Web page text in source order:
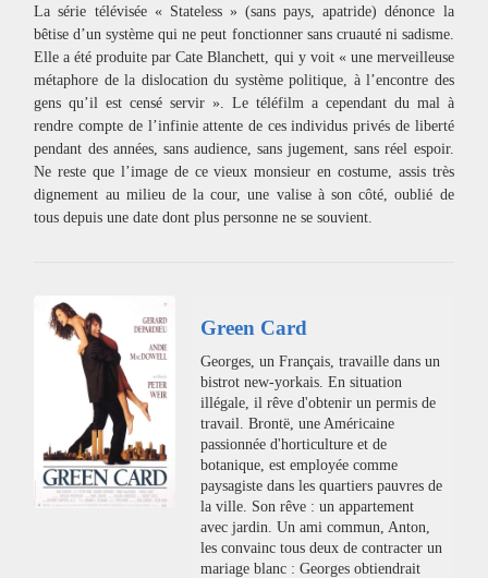
La série télévisée « Stateless » (sans pays, apatride) dénonce la
bêtise d’un système qui ne peut fonctionner sans cruauté ni sadisme.
Elle a été produite par Cate Blanchett, qui y voit « une merveilleuse
métaphore de la dislocation du système politique, à l’encontre des
gens qu’il est censé servir ». Le téléfilm a cependant du mal à
rendre compte de l’infinie attente de ces individus privés de liberté
pendant des années, sans audience, sans jugement, sans réel espoir.
Ne reste que l’image de ce vieux monsieur en costume, assis très
dignement au milieu de la cour, une valise à son côté, oublié de
tous depuis une date dont plus personne ne se souvient.
Green Card
Georges, un Français, travaille dans un
bistrot new-yorkais. En situation
illégale, il rêve d'obtenir un permis de
travail. Brontë, une Américaine
passionnée d'horticulture et de
botanique, est employée comme
paysagiste dans les quartiers pauvres de
la ville. Son rêve : un appartement
avec jardin. Un ami commun, Anton,
les convainc tous deux de contracter un
mariage blanc : Georges obtiendrait